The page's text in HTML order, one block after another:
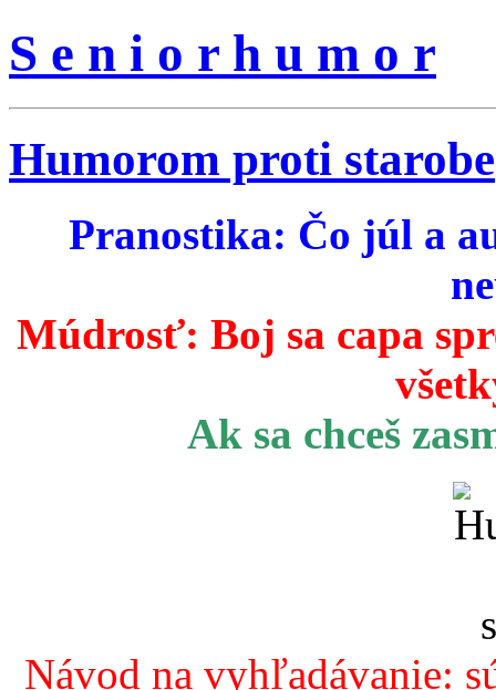
S e n i o r h u m o r
Humorom proti starobe
Pranostika: Čo júl a
Múdrosť: Boj sa capa
Ak sa chceš
Návod na vyhľadávanie: